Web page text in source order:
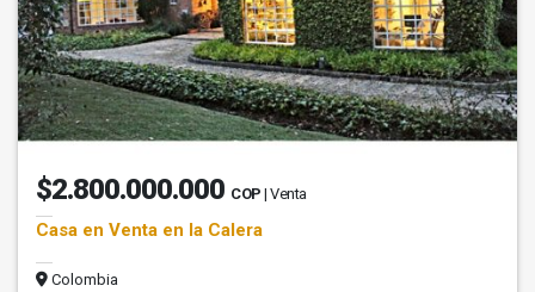
$2.800.000.000 COP | Venta
Casa en Venta en la Calera
Colombia